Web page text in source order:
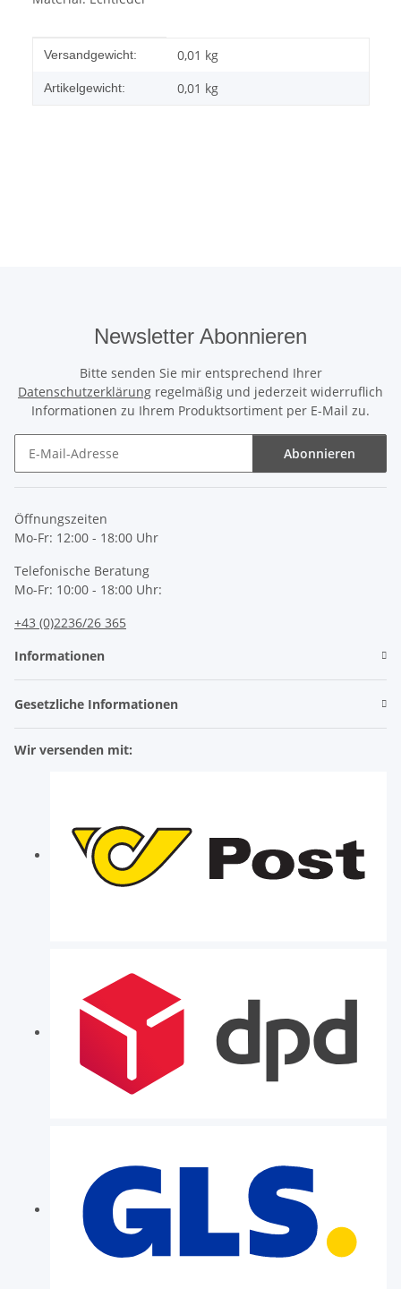
Produkteigenschaft
Wert
Versandgewicht: 0,01 kg
Artikelgewicht: 0,01 kg
Newsletter Abonnieren
Bitte senden Sie mir entsprechend Ihrer
Datenschutzerklärung regelmäßig und jederzeit widerruflich
Informationen zu Ihrem Produktsortiment per E-Mail zu.
Abonnieren
Öffnungszeiten
Mo-Fr: 12:00 - 18:00 Uhr
Telefonische Beratung
Mo-Fr: 10:00 - 18:00 Uhr:
+43 (0)2236/26 365
Informationen
Gesetzliche Informationen
Wir versenden mit: